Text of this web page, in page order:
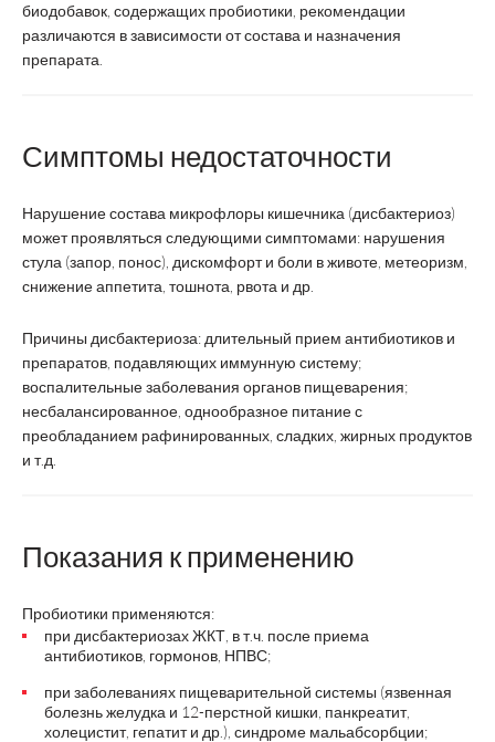
биодобавок, содержащих пробиотики, рекомендации
различаются в зависимости от состава и назначения
препарата.
Симптомы недостаточности
Нарушение состава микрофлоры кишечника (дисбактериоз)
может проявляться следующими симптомами: нарушения
стула (запор, понос), дискомфорт и боли в животе, метеоризм,
снижение аппетита, тошнота, рвота и др.
Причины дисбактериоза: длительный прием антибиотиков и
препаратов, подавляющих иммунную систему;
воспалительные заболевания органов пищеварения;
несбалансированное, однообразное питание с
преобладанием рафинированных, сладких, жирных продуктов
и т.д.
Показания к применению
Пробиотики применяются:
при дисбактериозах ЖКТ, в т.ч. после приема
антибиотиков, гормонов, НПВС;
при заболеваниях пищеварительной системы (язвенная
болезнь желудка и 12-перстной кишки, панкреатит,
холецистит, гепатит и др.), синдроме мальабсорбции;